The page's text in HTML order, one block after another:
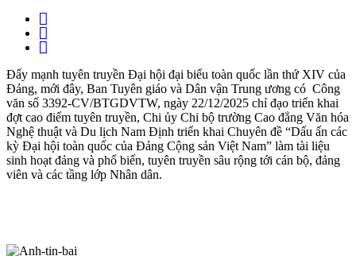
Đẩy mạnh tuyên truyền Đại hội đại biểu toàn quốc lần thứ XIV của
Đảng, mới đây, Ban Tuyên giáo và Dân vận Trung ương có Công
văn số 3392-CV/BTGDVTW, ngày 22/12/2025 chỉ đạo triển khai
đợt cao điểm tuyên truyền, Chi ủy Chi bộ trường Cao đẳng Văn hóa
Nghệ thuật và Du lịch Nam Định triển khai Chuyên đề “Dấu ấn các
kỳ Đại hội toàn quốc của Đảng Cộng sản Việt Nam” làm tài liệu
sinh hoạt đảng và phổ biến, tuyên truyền sâu rộng tới cán bộ, đảng
viên và các tầng lớp Nhân dân.